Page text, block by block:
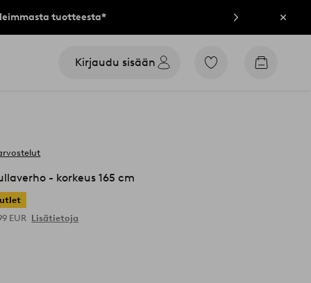
tuotteesta* Sulje
Kirjaudu sisään
Siirry
Siirry
- korkeus 165 cm
EUR Lisätietoja